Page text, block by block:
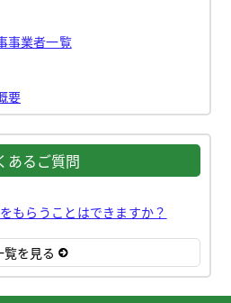
事業者一覧
要
あるご質問
もらうことはできますか？
覧を見る